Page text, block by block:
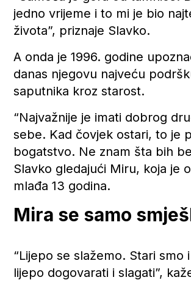
jedno vrijeme i to mi je bio
života”, priznaje Slavko.
A onda je 1996. godine
danas njegovu najveću
saputnika kroz starost.
“Najvažnije je imati dobrog
sebe. Kad čovjek ostari, to je
bogatstvo. Ne znam šta bih
Slavko gledajući Miru, koja je
mlađa 13 godina.
Mira se samo
“Lijepo se slažemo. Stari smo
lijepo dogovarati i slagati”,